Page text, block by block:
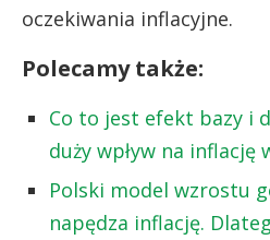
oczekiwania inflacyjne.
Polecamy także:
Co to jest efekt bazy i
duży wpływ na inflację
Polski model wzrostu
napędza inflację.